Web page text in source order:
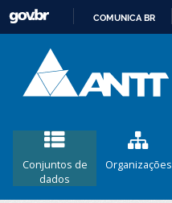
COMUNICA BR
Conjuntos de
dados
Organizações